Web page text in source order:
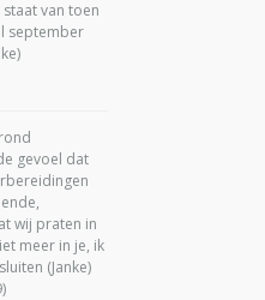
van toen
september
gevoel dat
wij praten in
meer in je, ik
(Janke)